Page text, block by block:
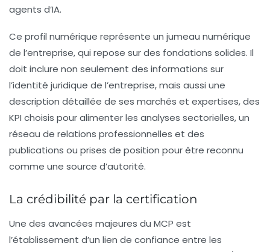
agents d’IA.
Ce profil numérique représente un jumeau numérique
de l’entreprise, qui repose sur des fondations solides. Il
doit inclure non seulement des informations sur
l’identité juridique de l’entreprise, mais aussi une
description détaillée de ses marchés et expertises, des
KPI choisis pour alimenter les analyses sectorielles, un
réseau de relations professionnelles et des
publications ou prises de position pour être reconnu
comme une source d’autorité.
La crédibilité par la certification
Une des avancées majeures du MCP est
l’établissement d’un lien de confiance entre les